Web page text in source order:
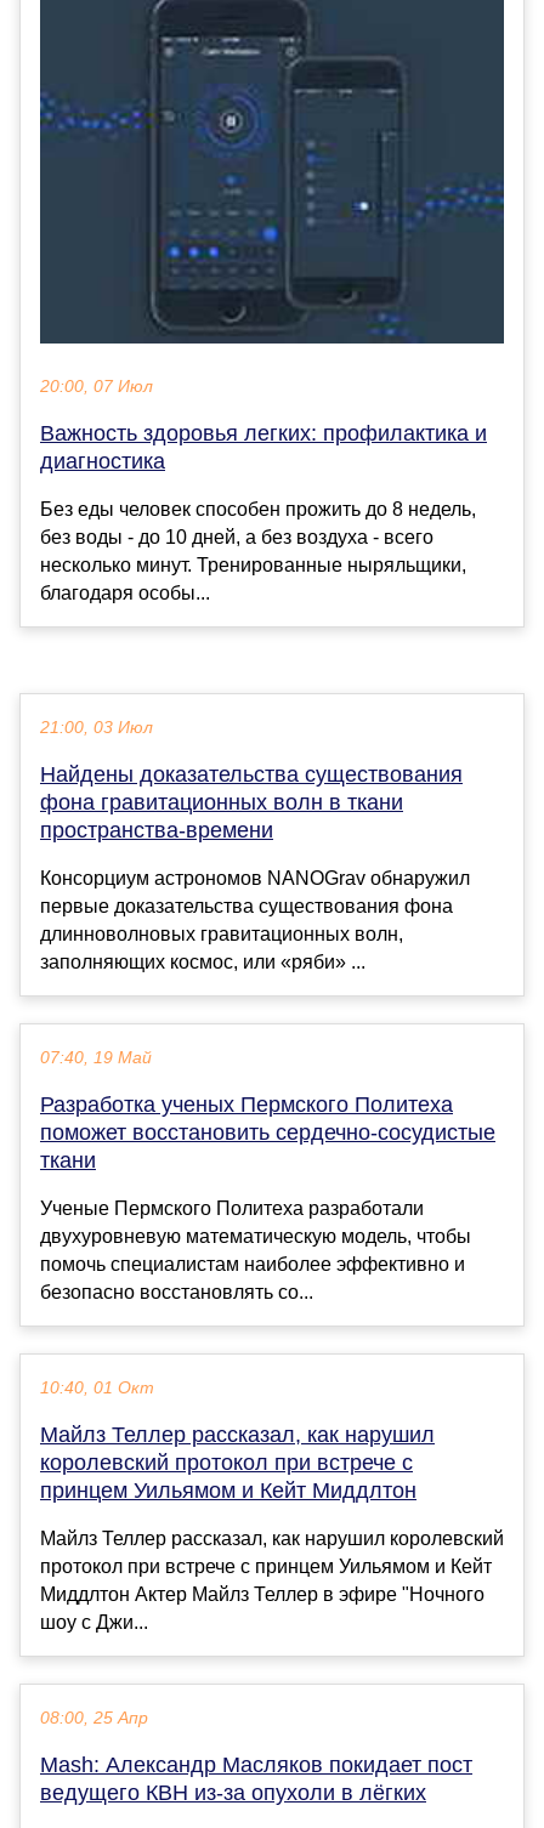
20:00, 07 Июл
Важность здоровья легких: профилактика и
диагностика
Без еды человек способен прожить до 8 недель,
без воды - до 10 дней, а без воздуха - всего
несколько минут. Тренированные ныряльщики,
благодаря особы...
21:00, 03 Июл
Найдены доказательства существования
фона гравитационных волн в ткани
пространства-времени
Консорциум астрономов NANOGrav обнаружил
первые доказательства существования фона
длинноволновых гравитационных волн,
заполняющих космос, или «ряби» ...
07:40, 19 Май
Разработка ученых Пермского Политеха
поможет восстановить сердечно-сосудистые
ткани
Ученые Пермского Политеха разработали
двухуровневую математическую модель, чтобы
помочь специалистам наиболее эффективно и
безопасно восстановлять со...
10:40, 01 Окт
Майлз Теллер рассказал, как нарушил
королевский протокол при встрече с
принцем Уильямом и Кейт Миддлтон
Майлз Теллер рассказал, как нарушил королевский
протокол при встрече с принцем Уильямом и Кейт
Миддлтон Актер Майлз Теллер в эфире "Ночного
шоу с Джи...
08:00, 25 Апр
Mash: Александр Масляков покидает пост
ведущего КВН из-за опухоли в лёгких